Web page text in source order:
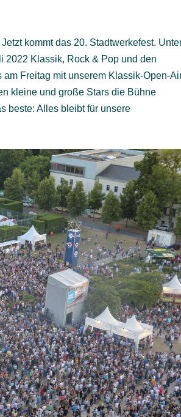
kommt das 20. Stadtwerkefest.
2022 Klassik, Rock & Pop und den
Freitag mit unserem Klassik-Open-
kleine und große Stars die Bühne
beste: Alles bleibt für unsere